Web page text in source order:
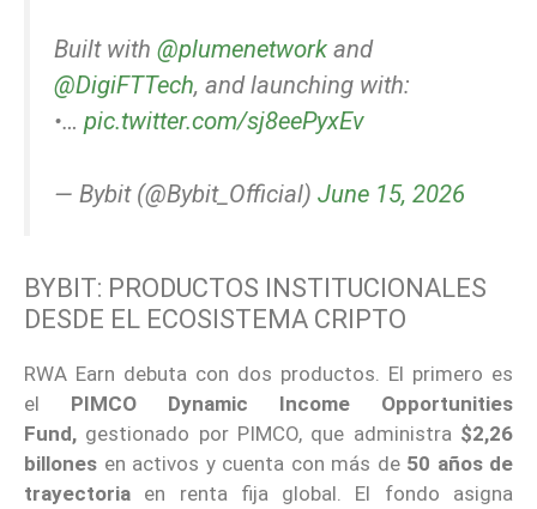
Built with @plumenetwork and
@DigiFTTech, and launching with:
•… pic.twitter.com/sj8eePyxEv
— Bybit (@Bybit_Official) June 15, 2026
BYBIT: PRODUCTOS INSTITUCIONALES
DESDE EL ECOSISTEMA CRIPTO
RWA Earn debuta con dos productos. El primero es
el PIMCO Dynamic Income Opportunities
Fund, gestionado por PIMCO, que administra $2,26
billones en activos y cuenta con más de 50 años de
trayectoria en renta fija global. El fondo asigna